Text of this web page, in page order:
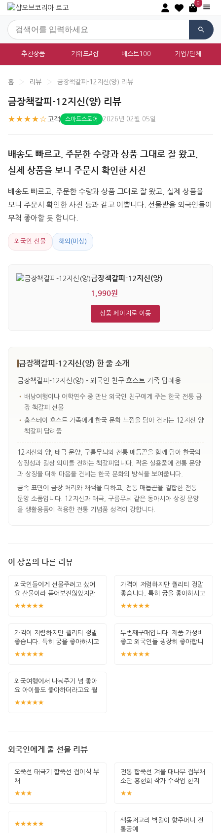
0
추천상품 키워드#샵 베스트100 기업/단체
홈 › 리뷰 › 금장책갈피-12지신(양) 리뷰
금장책갈피-12지신(양) 리뷰
★★★★☆ 고객 스마트스토어 2026년 02월 05일
배송도 빠르고, 주문한 수량과 상품 그대로 잘 왔고,
실제 상품을 보니 주문시 확인한 사진
배송도 빠르고, 주문한 수량과 상품 그대로 잘 왔고, 실제 상품을
보니 주문시 확인한 사진 등과 같고 이쁩니다. 선물받을 외국인들이
무척 좋아할 듯 합니다.
외국인 선물 해외(미상)
금장책갈피-12지신(양)
1,990원
상품 페이지로 이동
금장책갈피-12지신(양) 한 줄 소개
금장책갈피-12지신(양) - 외국인 친구·호스트 가족 답례용
• 배낭여행이나 어학연수 중 만난 외국인 친구에게 주는 한국 전통 금
장 책갈피 선물
• 홈스테이 호스트 가족에게 한국 문화 느낌을 담아 건네는 12지신 양
책갈피 답례품
12지신의 양, 태극 문양, 구름무늬와 전통 매듭끈을 함께 담아 한국의
상징성과 길상 의미를 전하는 책갈피입니다. 작은 실용품에 전통 문양
과 상징을 더해 마음을 건네는 한국 문화의 방식을 보여줍니다.
금속 표면에 금장 처리와 채색을 더하고, 전통 매듭끈을 결합한 전통
문양 소품입니다. 12지신과 태극, 구름무늬 같은 동아시아 상징 문양
을 생활용품에 적용한 전통 기념품 성격이 강합니다.
이 상품의 다른 리뷰
외국인들에게 선물주려고 샀어
요 산물이라 뜯어보진않았지만
한국적인 포장이
★★★★★
가격이 저렴하지만 퀄리티 정말
좋습니다. 특히 궁을 좋아하시고
책 좋아하
★★★★★
가격이 저렴하지만 퀄리티 정말
좋습니다. 특히 궁을 좋아하시고
책 좋아하
★★★★★
두번째구매입니다. 제품 가성비
좋고 외국인들 굉장히 좋아합니
다. 안전하게
★★★★★
외국여행에서 나눠주기 넘 좋아
요 아이들도 좋아하더라고요 퀄
리티도 좋고요
★★★★★
외국인에게 줄 선물 리뷰
오죽선 태극기 합죽선 접이식 부
채
★★★
전통 합죽선 겨울 대나무 접부채
소단 홍현희 작가 수작업 한지
그림 고급
★★
★★★★★
색동저고리 벽걸이 향주머니 전
통공예